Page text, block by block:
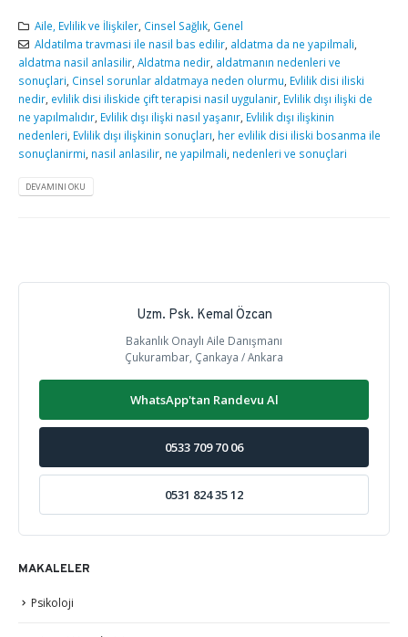
Aile, Evlilik ve İlişkiler, Cinsel Sağlık, Genel
Aldatilma travmasi ile nasil bas edilir, aldatma da ne yapilmali
aldatma nasil anlasilir Aldatma nedir aldatmanın nedenleri ve
sonuçlari Cinsel sorunlar aldatmaya neden olurmu Evlilik disi iliski
nedir evlilik disi iliskide çift terapisi nasil uygulanir Evlilik dışı ilişki de
ne yapılmalıdır Evlilik dışı ilişki nasıl yaşanır Evlilik dışı ilişkinin
nedenleri Evlilik dışı ilişkinin sonuçları her evlilik disi iliski bosanma ile
sonuçlanirmi nasil anlasilir ne yapilmali nedenleri ve sonuçlari
DEVAMINI OKU
Uzm. Psk. Kemal Özcan
Bakanlık Onaylı Aile Danışmanı
Çukurambar, Çankaya / Ankara
WhatsApp'tan Randevu Al
0533 709 70 06
0531 824 35 12
MAKALELER
Psikoloji